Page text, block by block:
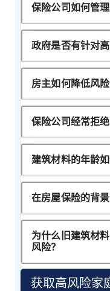
保险公司如何管
政府是否有针对
房主如何降低风
保险公司经常拒
建筑材料的年龄
在房屋保险的背
为什么旧建筑材
风险？
获取高风险家